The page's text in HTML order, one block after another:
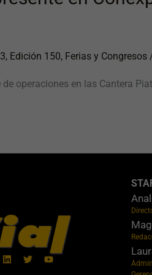
, Edición 150, Ferias y Congresos
operaciones en las Cantera